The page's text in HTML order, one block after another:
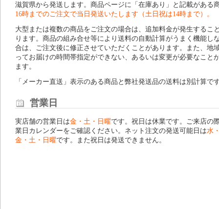
滋賀県から発送します。商品ページに「在庫あり」と記載がある
16時までのご注文で当日発送いたします（土日祝は14時まで）。
大型または複数の商品をご注文の場合は、追加料金が発生するこ
ります。商品の組み合せ等により送料の自動計算がうまく機能し
合は、ご注文後に修正させていただくことがあります。また、地
ってお届けの時間帯指定ができない、あるいは変更が必要なこと
ます。
「メーカー直送」表示のある商品と弊社発送品の送料は別計算で
営業日
実店舗の営業日は金・土・日曜です。祝日は休業です。ご来店の
業日カレンダーをご確認ください。ネット注文の発送可能日は水
金・土・日曜です。また祝日は発送できません。